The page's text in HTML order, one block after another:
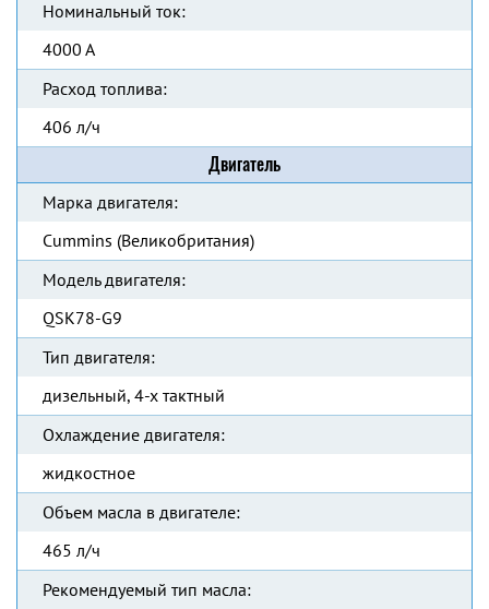
Номинальный ток:
4000 А
Расход топлива:
406 л/ч
Двигатель
Марка двигателя:
Cummins (Великобритания)
Модель двигателя:
QSK78-G9
Тип двигателя:
дизельный, 4-х тактный
Охлаждение двигателя:
жидкостное
Объем масла в двигателе:
465 л/ч
Рекомендуемый тип масла: